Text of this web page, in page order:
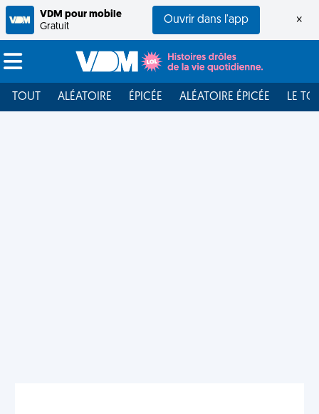
VDM pour mobile
Gratuit
Ouvrir dans l'app ×
TOUT ALÉATOIRE ÉPICÉE ALÉATOIRE ÉPICÉE LE